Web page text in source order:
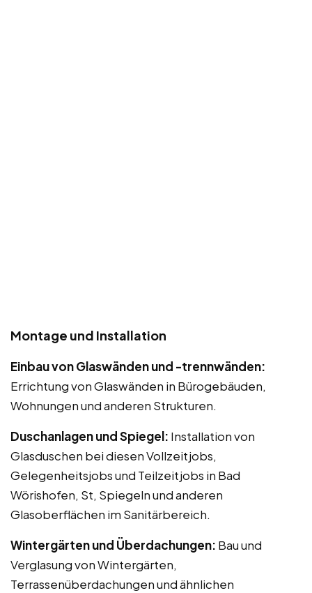
Montage und Installation
Einbau von Glaswänden und -trennwänden:
Errichtung von Glaswänden in Bürogebäuden,
Wohnungen und anderen Strukturen.
Duschanlagen und Spiegel: Installation von
Glasduschen bei diesen Vollzeitjobs,
Gelegenheitsjobs und Teilzeitjobs in Bad
Wörishofen, St, Spiegeln und anderen
Glasoberflächen im Sanitärbereich.
Wintergärten und Überdachungen: Bau und
Verglasung von Wintergärten,
Terrassenüberdachungen und ähnlichen